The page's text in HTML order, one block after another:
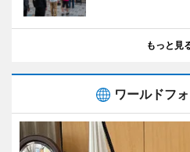
もっと見
ワールドフ